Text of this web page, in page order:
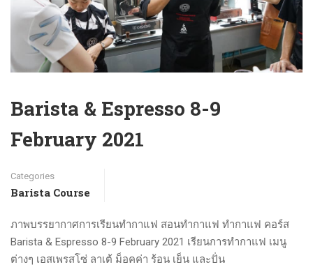
Barista & Espresso 8-9
February 2021
Categories
Barista Course
ภาพบรรยากาศการเรียนทำกาแฟ สอนทำกาแฟ ทำกาแฟ คอร์ส
Barista & Espresso 8-9 February 2021 เรียนการทำกาแฟ เมนู
ต่างๆ เอสเพรสโซ่ ลาเต้ ม็อคค่า ร้อน เย็น และปั่น